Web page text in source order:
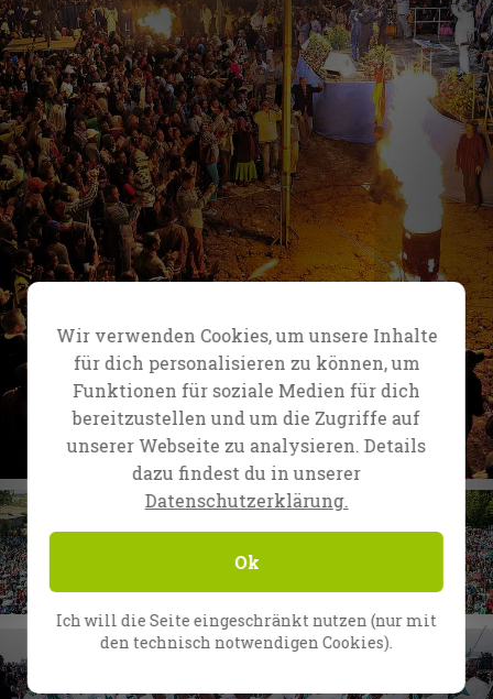
Wir verwenden Cookies, um unsere Inhalte
für dich personalisieren zu können, um
Funktionen für soziale Medien für dich
bereitzustellen und um die Zugriffe auf
unserer Webseite zu analysieren. Details
dazu findest du in unserer
Datenschutzerklärung.
Ok
Ich will die Seite eingeschränkt nutzen (nur mit
den technisch notwendigen Cookies).